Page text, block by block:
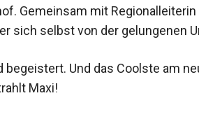
Gemeinsam mit
sich selbst von der gelungenen
begeistert. Und das Coolste am
Maxi!